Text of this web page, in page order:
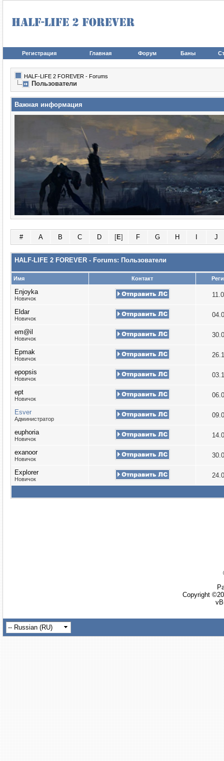
Регистрация Главная Форум Баны
HALF-LIFE 2 FOREVER - Forums
Пользователи
Важная информация
# A B C D [E] F G H J
HALF-LIFE 2 FOREVER - Forums: Пользователи
Имя Контакт
Enjoyka
Новичок
Eldar
Новичок
em@il
Новичок
Epmak
Новичок
epopsis
Новичок
ept
Новичок
Esver
Администратор
euphoria
Новичок
exanoor
Новичок
Explorer
Новичок
Copyright